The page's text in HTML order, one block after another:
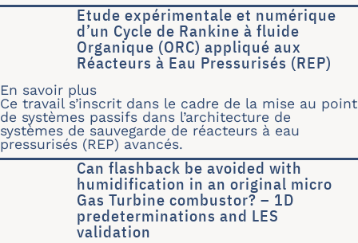
Etude expérimentale et numérique
d’un Cycle de Rankine à fluide
Organique (ORC) appliqué aux
Réacteurs à Eau Pressurisés (REP)
En savoir plus
Ce travail s’inscrit dans le cadre de la mise au point
de systèmes passifs dans l’architecture de
systèmes de sauvegarde de réacteurs à eau
pressurisés (REP) avancés.
Can flashback be avoided with
humidification in an original micro
Gas Turbine combustor? – 1D
predeterminations and LES
validation